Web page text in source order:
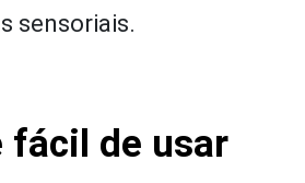
sensoriais.
fácil de usar